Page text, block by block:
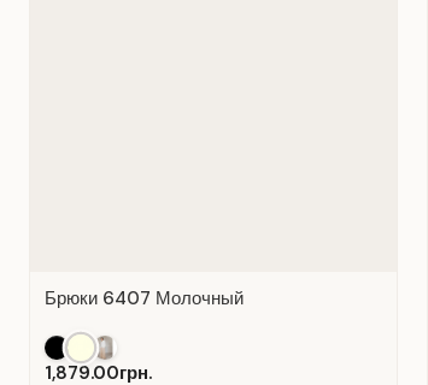
Брюки 6407 Молочный
1,879.00грн.